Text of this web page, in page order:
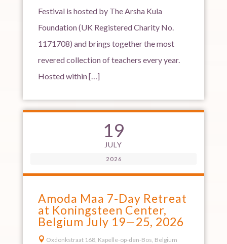
Festival is hosted by The Arsha Kula
Foundation (UK Registered Charity No.
1171708) and brings together the most
revered collection of teachers every year.
Hosted within […]
19
JULY
2026
Amoda Maa 7-Day Retreat
at Koningsteen Center,
Belgium July 19—25, 2026
 Oxdonkstraat 168, Kapelle-op-den-Bos, Belgium